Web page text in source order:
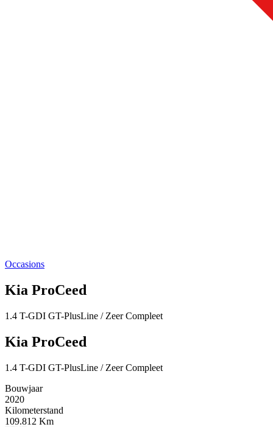
Occasions
Kia ProCeed
1.4 T-GDI GT-PlusLine / Zeer Compleet
Kia ProCeed
1.4 T-GDI GT-PlusLine / Zeer Compleet
Bouwjaar
2020
Kilometerstand
109.812 Km